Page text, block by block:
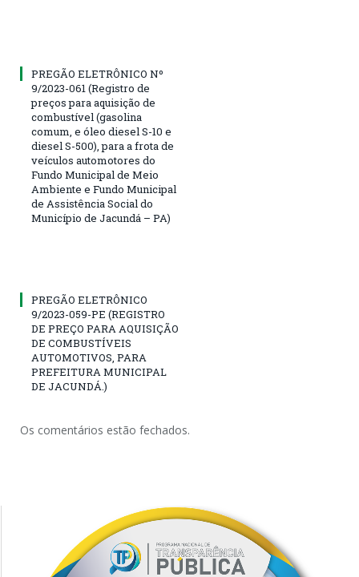
PREGÃO ELETRÔNICO Nº
9/2023-061 (Registro de
preços para aquisição de
combustível (gasolina
comum, e óleo diesel S-10 e
diesel S-500), para a frota de
veículos automotores do
Fundo Municipal de Meio
Ambiente e Fundo Municipal
de Assistência Social do
Município de Jacundá – PA)
PREGÃO ELETRÔNICO
9/2023-059-PE (REGISTRO
DE PREÇO PARA AQUISIÇÃO
DE COMBUSTÍVEIS
AUTOMOTIVOS, PARA
PREFEITURA MUNICIPAL
DE JACUNDÁ.)
Os comentários estão fechados.